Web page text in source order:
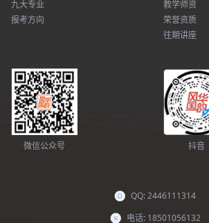
九大专业
报考方向
教学师资
荣誉资质
往期讲座
微信公众号 抖音
QQ: 2446111314
电话: 18501056132